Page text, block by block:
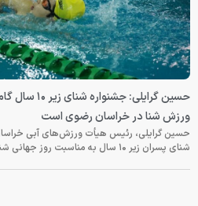
حسین گرایلی:
ورزش شنا در خراسان رضوی است
حسین گرایلی، رئیس هیأت ورزش‌های آبی خراسان
شنای پسران زیر ۱۰ سال به مناسبت روز جهانی شنا اظهار کرد: این جشنواره روز جمعه‌ ۱۶